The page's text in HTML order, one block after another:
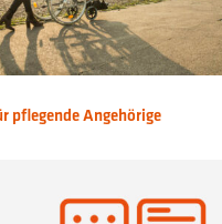
pflegende Angehörige